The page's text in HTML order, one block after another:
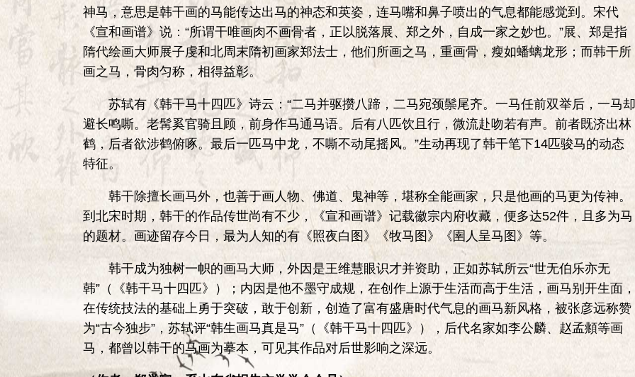
神马，意思是韩干画的马能传达出马的神态和英姿，连马嘴和鼻子喷出的气息都能感觉到。宋代
《宣和画谱》说：“所谓干唯画肉不画骨者，正以脱落展、郑之外，自成一家之妙也。”展、郑是指
隋代绘画大师展子虔和北周末隋初画家郑法士，他们所画之马，重画骨，瘦如蟠螭龙形；而韩干所
画之马，骨肉匀称，相得益彰。
苏轼有《韩干马十四匹》诗云：“二马并驱攒八蹄，二马宛颈鬃尾齐。一马任前双举后，一马却
避长鸣嘶。老髯奚官骑且顾，前身作马通马语。后有八匹饮且行，微流赴吻若有声。前者既济出林
鹤，后者欲涉鹤俯啄。最后一匹马中龙，不嘶不动尾摇风。”生动再现了韩干笔下14匹骏马的动态
特征。
韩干除擅长画马外，也善于画人物、佛道、鬼神等，堪称全能画家，只是他画的马更为传神。
到北宋时期，韩干的作品传世尚有不少，《宣和画谱》记载徽宗内府收藏，便多达52件，且多为马
的题材。画迹留存今日，最为人知的有《照夜白图》《牧马图》《圉人呈马图》等。
韩干成为独树一帜的画马大师，外因是王维慧眼识才并资助，正如苏轼所云“世无伯乐亦无
韩”（《韩干马十四匹》）；内因是他不墨守成规，在创作上源于生活而高于生活，画马别开生面，
在传统技法的基础上勇于突破，敢于创新，创造了富有盛唐时代气息的画马新风格，被张彦远称赞
为“古今独步”，苏轼评“韩生画马真是马”（《韩干马十四匹》），后代名家如李公麟、赵孟頫等画
马，都曾以韩干的马画为摹本，可见其作品对后世影响之深远。